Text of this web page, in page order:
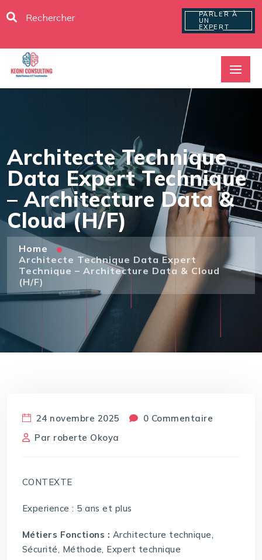
PARLER À
UN
EXPERT
Architecte Technique
Data Expert Technique
– Architecture Data &
Cloud (H/F)
Home
Architecte Technique Data Expert
Technique – Architecture Data & Cloud
(H/F)
24 novembre 2025
0 Commentaire
Par roberte Okoya
CONTEXTE
Experience : 5 ans et plus
Métiers Fonctions : Architecture technique,
Sécurité, Méthode, Expert technique